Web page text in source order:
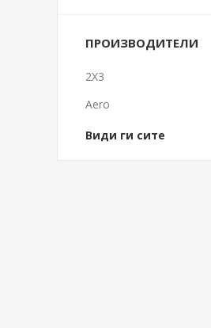
ПРОИЗВОДИТЕЛИ
2X3
Aero
Види ги сите